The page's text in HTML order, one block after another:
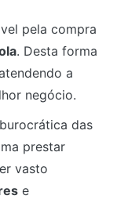
pela compra
. Desta forma
a
negócio.
das
prestar
vasto
e